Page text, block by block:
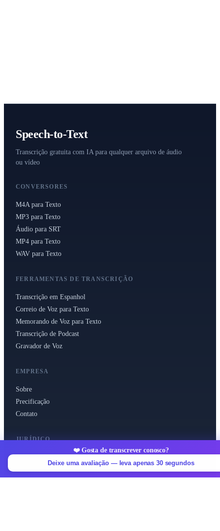
Speech-to-Text
Transcrição gratuita com IA para qualquer arquivo de áudio
ou vídeo
CONVERSORES
M4A para Texto
MP3 para Texto
Áudio para SRT
MP4 para Texto
WAV para Texto
FERRAMENTAS DE TRANSCRIÇÃO
Transcrição em Espanhol
Correio de Voz para Texto
Memorando de Voz para Texto
Transcrição de Podcast
Gravador de Voz
EMPRESA
Sobre
Precificação
Contato
JURÍDICO
Política de Privacidade
❤️ Gosta de transcrever conosco?
Deixe uma avaliação — leva apenas 30 segundos